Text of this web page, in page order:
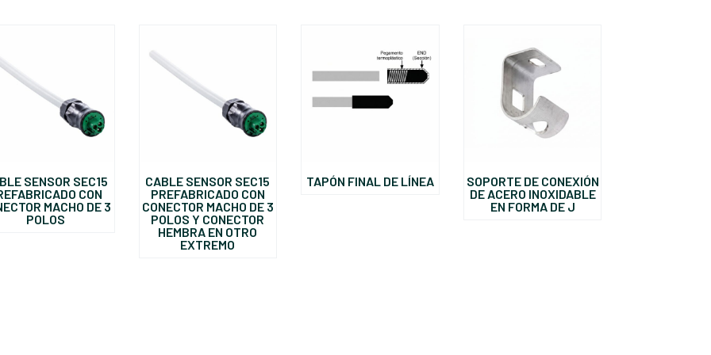
SENSOR SEC15
CON
MACHO DE 3
POLOS
CABLE SENSOR SEC15
PREFABRICADO CON
CONECTOR MACHO DE 3
POLOS Y CONECTOR
HEMBRA EN OTRO
EXTREMO
TAPÓN FINAL DE LÍNEA
SOPORTE DE CONEXIÓN
DE ACERO INOXIDABLE
EN FORMA DE J